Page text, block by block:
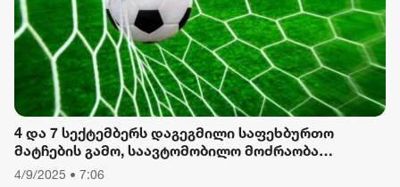
რიონი
4 და 7 სექტემბერს დაგეგმილი საფეხბურთო
მატჩების გამო, საავტომობილო მოძრაობა
შეიზღუდება
4/9/2025 • 7:06